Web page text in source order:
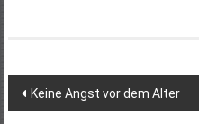
Beitragsnavigation
Keine Angst vor dem Alter